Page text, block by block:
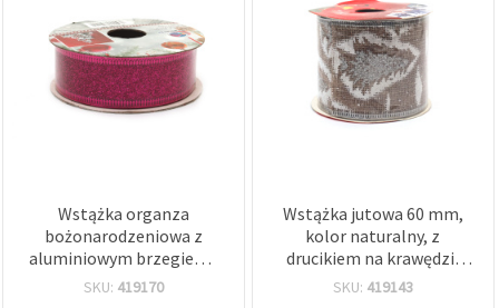
Wstążka organza
bożonarodzeniowa z
aluminiowym brzegiem i
brokatem, kolor
SKU: 419170
Wstążka jutowa 60 mm,
kolor naturalny, z
drucikiem na krawędzi,
świąteczny brokatowy
SKU: 419143